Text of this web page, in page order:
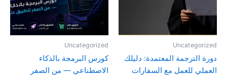
Uncategorized
دورة الترجمة المعتمدة: دليلك
العملي للعمل مع السفارات
Uncategorized
كورس البرمجة بالذكاء
الاصطناعي — من الصفر